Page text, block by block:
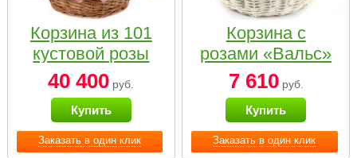
Заказать в один клик
Корзина из 101
кустовой розы
нежных тонов
40 400 руб.
Купить
Заказать в один клик
Корзина с
розами «Вальс»
7 610руб.
Купить